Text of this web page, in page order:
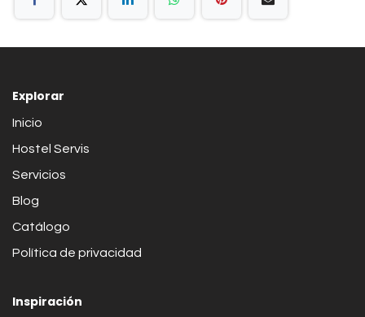
Explorar
Inicio
Hostel Servis
Servicios
Blog
Catálogo
Política de privacidad
Inspiración